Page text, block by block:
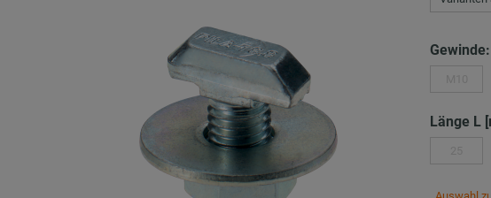
Gewinde:
Länge L